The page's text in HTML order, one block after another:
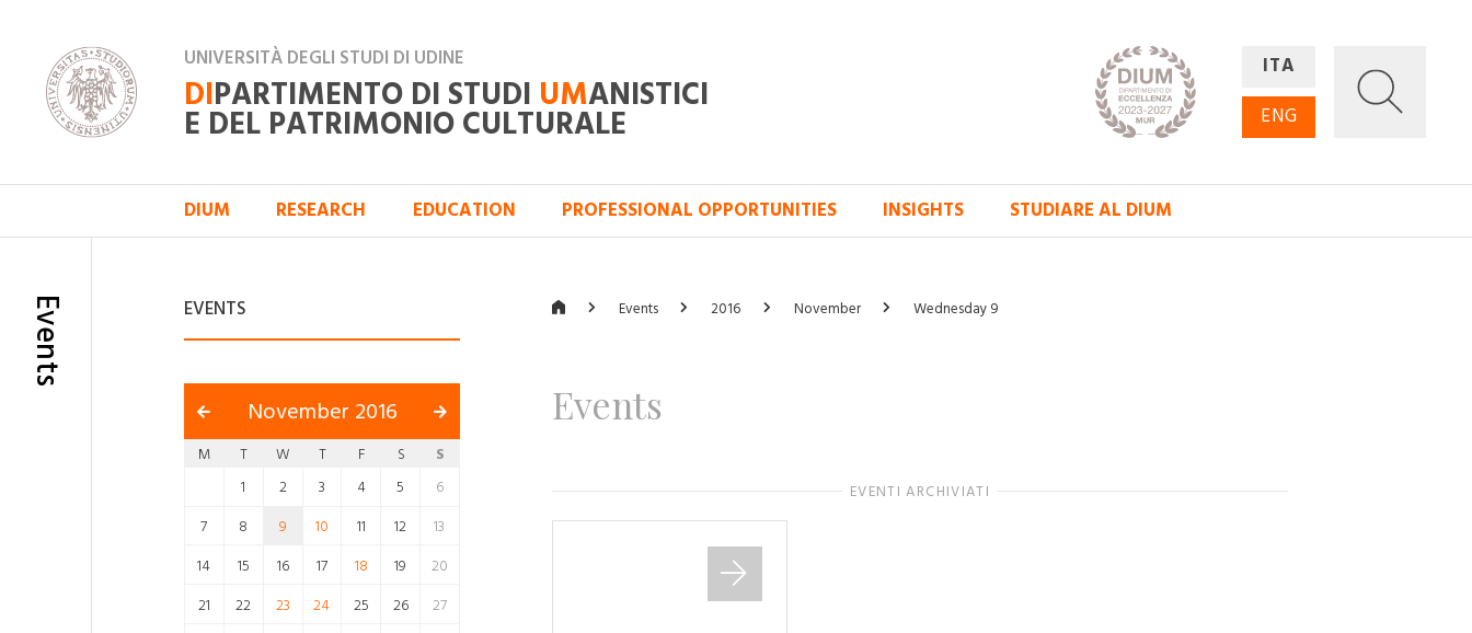
UNIVERSITÀ DEGLI STUDI DI UDINE
DIPARTIMENTO DI STUDI UMANISTICI
E DEL PATRIMONIO CULTURALE
ITA
ENG
DIUM RESEARCH EDUCATION PROFESSIONAL OPPORTUNITIES INSIGHTS STUDIARE AL DIUM
Events EVENTS
November 2016
M T W T F S
S
1
2 3 4 5
6
7
8 9 10 11 12
13
14
15 16 17 18 19
20
21
22 23 24 25 26
27
Events 2016 November Wednesday 9
Events
EVENTI ARCHIVIATI